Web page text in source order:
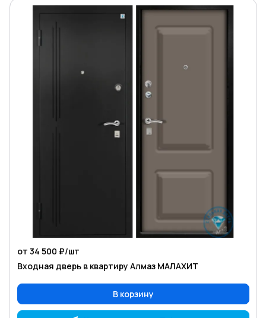
от 34 500 ₽/шт
Входная дверь в квартиру Алмаз МАЛАХИТ
В корзину